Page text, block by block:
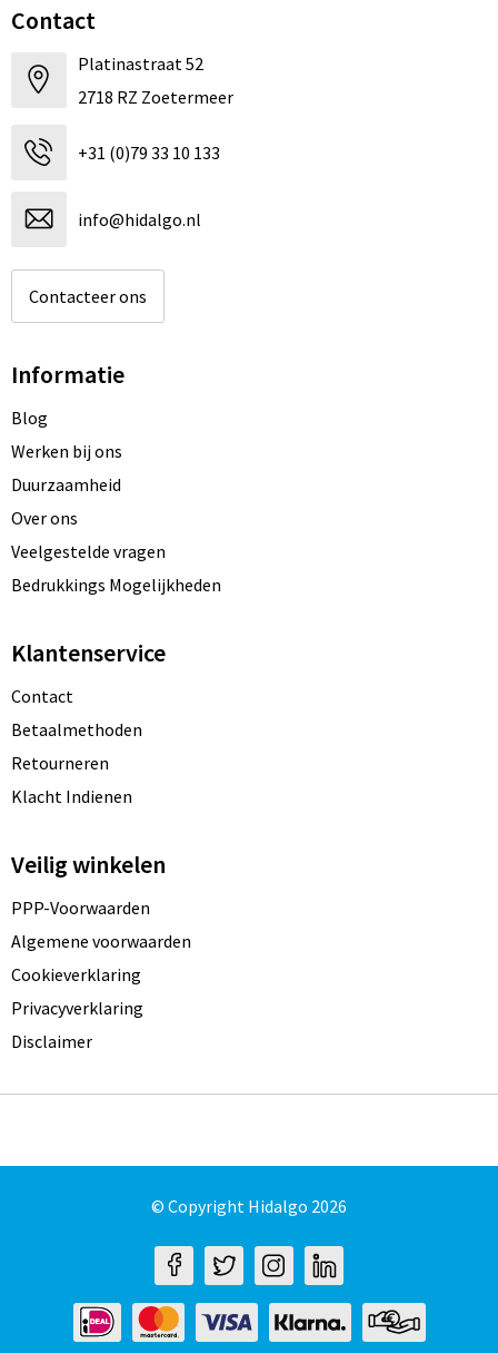
Contact
Platinastraat 52
2718 RZ Zoetermeer
+31 (0)79 33 10 133
info@hidalgo.nl
Contacteer ons
Informatie
Blog
Werken bij ons
Duurzaamheid
Over ons
Veelgestelde vragen
Bedrukkings Mogelijkheden
Klantenservice
Contact
Betaalmethoden
Retourneren
Klacht Indienen
Veilig winkelen
PPP-Voorwaarden
Algemene voorwaarden
Cookieverklaring
Privacyverklaring
Disclaimer
© Copyright Hidalgo 2026